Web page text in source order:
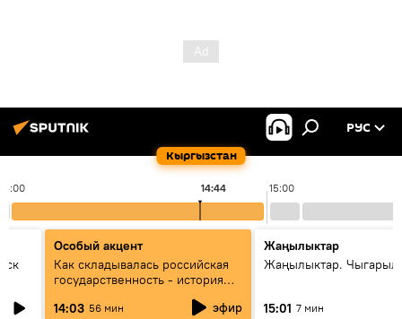
Кыргызстан
РУС
14:00 15:00
14:44
Особый акцент
Как складывалась российская
государственность - история
России и геополитика Евразии
глазами аналитиков
14:03 56 мин эфир
Жаңылыктар
Жаңылыктар.
15:01 7 мин